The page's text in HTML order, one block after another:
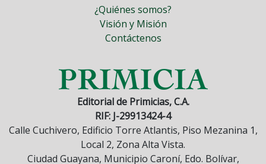
¿Quiénes somos?
Visión y Misión
Contáctenos
Editorial de Primicias, C.A.
RIF: J-29913424-4
Calle Cuchivero, Edificio Torre Atlantis, Piso Mezanina 1,
Local 2, Zona Alta Vista.
Ciudad Guayana, Municipio Caroní, Edo. Bolívar,